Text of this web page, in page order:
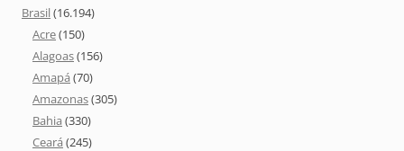
Brasil(16.194)
Acre(150)
Alagoas(156)
Amapá (70)
Amazonas(305)
Bahia (330)
Ceará (245)